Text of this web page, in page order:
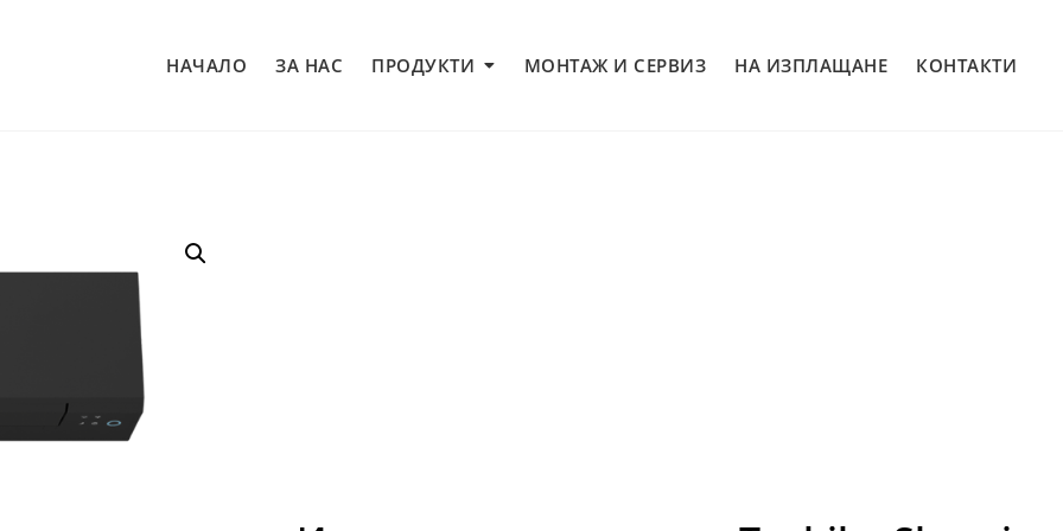
НАЧАЛО ЗА НАС ПРОДУКТИ МОНТАЖ И СЕРВИЗ НА ИЗПЛАЩАНЕ КОНТАКТИ